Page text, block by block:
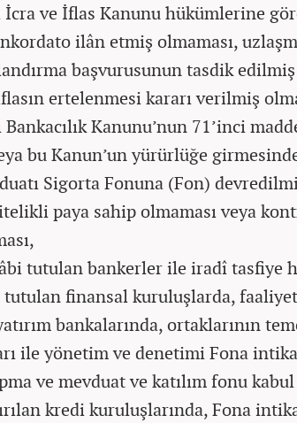
İcra ve İflas Kanunu hükümlerine
ilân etmiş olmaması,
başvurusunun tasdik
ertelenmesi kararı verilmiş
Bankacılık Kanunu’nun 71’inci
bu Kanun’un yürürlüğe
Sigorta Fonuna (Fon)
paya sahip olmaması veya
tutulan bankerler ile iradî tasfiye
finansal kuruluşlarda,
bankalarında, ortaklarının
ile yönetim ve denetimi Fona
ve mevduat ve katılım fonu
kredi kuruluşlarında, Fona